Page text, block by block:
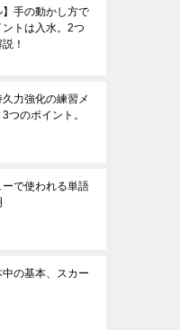
】手の動かし方で
トは入水。2つ
！
久力強化の練習メ
つのポイント。
で使われる単語
の基本、スカー